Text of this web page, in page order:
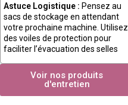
Astuce Logistique : Pensez au
sacs de stockage en attendant
votre prochaine machine. Utilisez
des voiles de protection pour
faciliter l’évacuation des selles
Voir nos produits
d'entretien